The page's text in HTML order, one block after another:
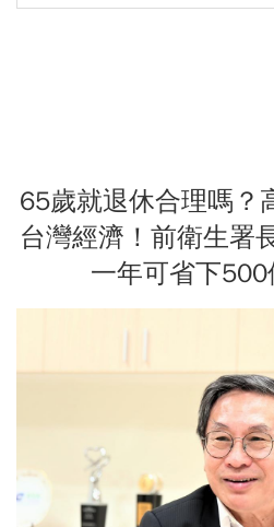
65歲就退休合理嗎？
台灣經濟！前衛生署
一年可省下